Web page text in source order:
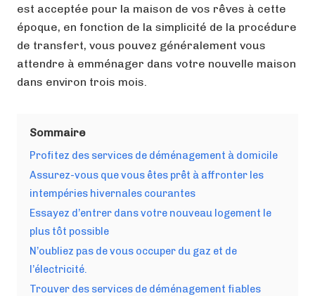
est acceptée pour la maison de vos rêves à cette
époque, en fonction de la simplicité de la procédure
de transfert, vous pouvez généralement vous
attendre à emménager dans votre nouvelle maison
dans environ trois mois.
Sommaire
Profitez des services de déménagement à domicile
Assurez-vous que vous êtes prêt à affronter les
intempéries hivernales courantes
Essayez d’entrer dans votre nouveau logement le
plus tôt possible
N’oubliez pas de vous occuper du gaz et de
l’électricité.
Trouver des services de déménagement fiables